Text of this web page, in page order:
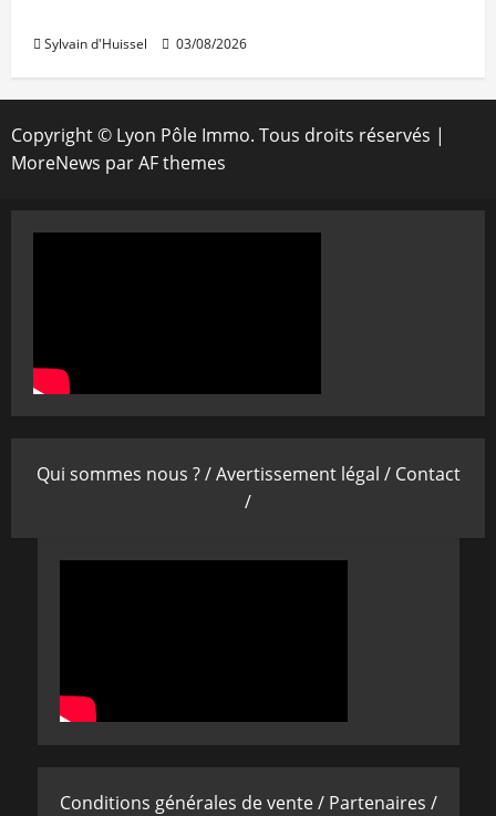
Sylvain d'Huissel 03/08/2026
Copyright © Lyon Pôle Immo. Tous droits réservés |
MoreNews par AF themes
Qui sommes nous ? /Avertissement légal / Contact
/
Conditions générales de vente / Partenaires /